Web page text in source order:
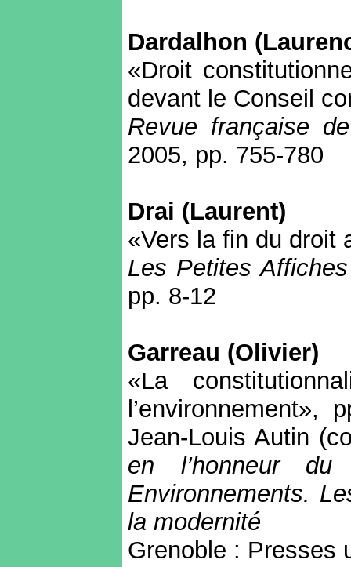
Dardalhon
«Droit
devant le Conseil
Revue française
2005, pp. 755-780
Drai (Laurent)
«Vers la fin du droit
Les Petites Affiches
pp. 8-12
Garreau (Olivier)
«La
Jean-Louis Autin
en l’honneur du
Environnements.
la modernité
Grenoble : Presses